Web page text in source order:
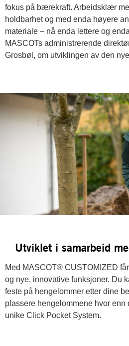
fokus på bærekraft. Arbeidsklær
holdbarhet og med enda høyere
materiale – nå enda lettere og
MASCOTs administrerende
Grosbøl, om utviklingen av den
Utviklet i samarbeid
Med MASCOT® CUSTOMIZED
og nye, innovative funksjoner. Du
feste på hengelommer etter dine
plassere hengelommene hvor enn
unike Click Pocket System.